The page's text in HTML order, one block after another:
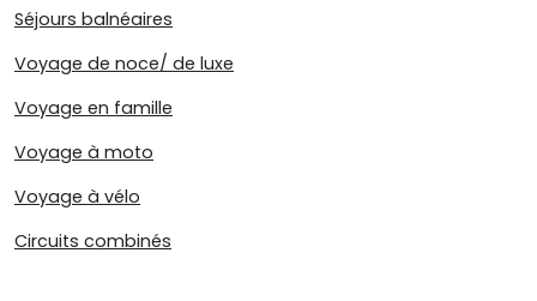
Séjours balnéaires
Voyage de noce/ de luxe
Voyage en famille
Voyage à moto
Voyage à vélo
Circuits combinés